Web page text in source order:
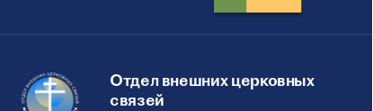
Отдел внешних церковных
связей